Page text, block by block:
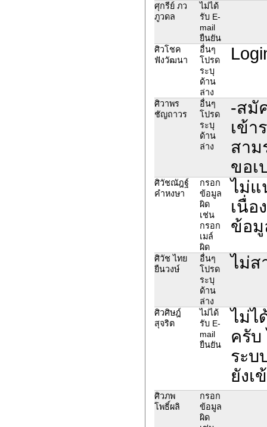
ศุกรีย์ ภว
ภูวดล
ไม่ได้
รับ E-
mail
ยืนยัน
ศิวโชค
ฟังวัฒนา
อื่นๆ
โปรด
ระบุ
ด้าน
ล่าง
ศิวาพร
ชัญถาวร
อื่นๆ
โปรด
ระบุ
ด้าน
ล่าง
-สมั
เข้า
สาม
ขอเ
ศิวัชณัฎฐ์
คำหงษา
กรอก
ข้อมูล
ผิด
เช่น
กรอก
เมล์
ผิด
ไม่แ
เนื่อ
ข้อมู
ศิวัช ไทย
ยืนวงษ์
อื่นๆ
โปรด
ระบุ
ด้าน
ล่าง
ไม่ส
ศิวศิษฎ์
สุจริต
ไม่ได้
รับ E-
mail
ยืนยัน
ไม่ไ
ครับ
ระบ
ยังเ
ศิวภพ
โพธิ์ผลิ
กรอก
ข้อมูล
ผิด